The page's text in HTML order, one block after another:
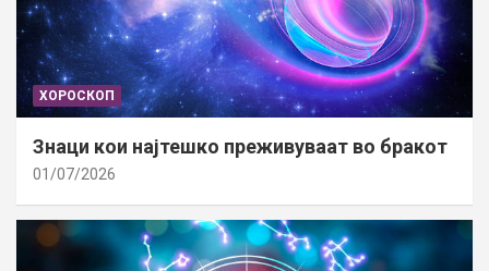
ХОРОСКОП
Знаци кои најтешко преживуваат во бракот
01/07/2026